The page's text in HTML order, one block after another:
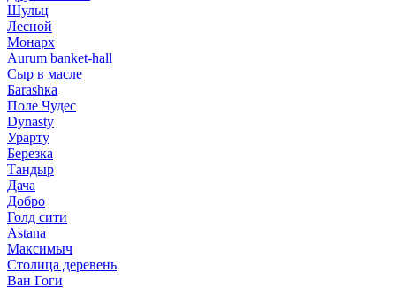
Шульц
Лесной
Монарх
Aurum banket-hall
Сыр в масле
Баrаshка
Поле Чудес
Dynasty
Урарту
Березка
Тандыр
Дача
Добро
Голд сити
Astana
Максимыч
Столица деревень
Ван Гоги